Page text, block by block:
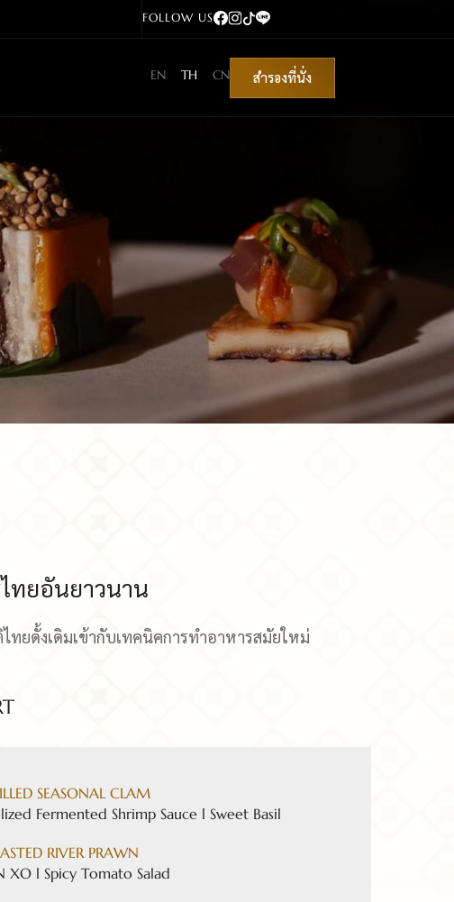
FOLLOW US
EN TH CN สำรองที่นั่ง
ทยอันยาวนาน
ทยดั้งเดิมเข้ากับเทคนิคการทำอาหารสมัยใหม่
SEASONAL CLAM
Fermented Shrimp Sauce l Sweet Basil
RIVER PRAWN
XO l Spicy Tomato Salad